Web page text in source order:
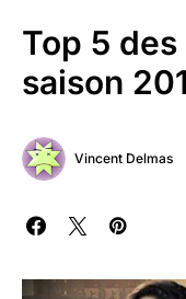
Top 5
saison
Vincent Delmas